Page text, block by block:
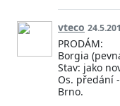
vteco
PRODÁM:
Borgia
Stav: jako
Os. předání
Brno.